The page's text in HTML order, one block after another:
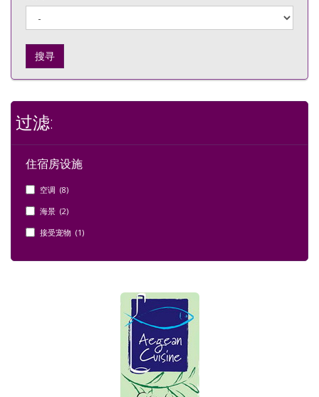
搜寻
过滤:
住宿房设施
空调 (8)
海景 (2)
接受宠物 (1)